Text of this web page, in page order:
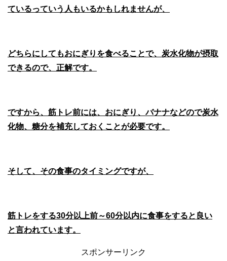
ているっていう人もいるかもしれませんが、
どちらにしてもおにぎりを食べることで、炭水化物が摂取
できるので、正解です。
ですから、筋トレ前には、おにぎり、バナナなどので炭水
化物、糖分を補充しておくことが必要です。
そして、その食事のタイミングですが、
筋トレをする30分以上前～60分以内に食事をすると良い
と言われています。
スポンサーリンク